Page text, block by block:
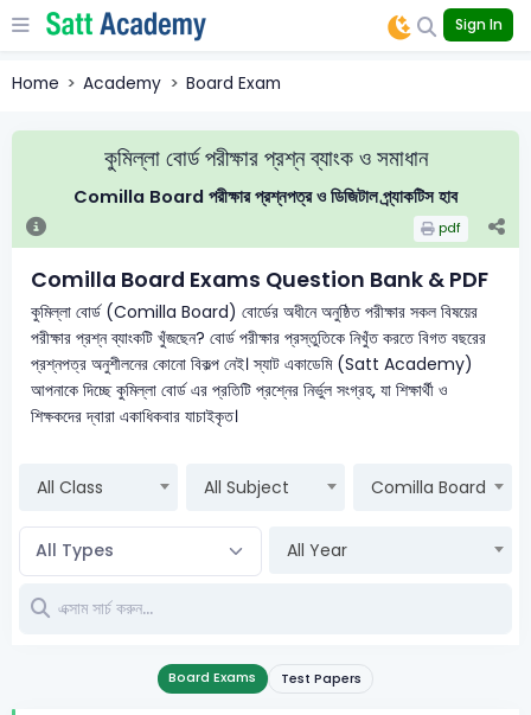
Sign In
Home Academy Board Exam
কুমিল্লা বোর্ড পরীক্ষার প্রশ্ন ব্যাংক ও সমাধান
Comilla Board পরীক্ষার প্রশ্নপত্র ও ডিজিটাল প্র্যাকটিস হাব
pdf
Comilla Board Exams Question Bank & PDF
কুমিল্লা বোর্ড (Comilla Board) বোর্ডের অধীনে অনুষ্ঠিত পরীক্ষার সকল বিষয়ের
পরীক্ষার প্রশ্ন ব্যাংকটি খুঁজছেন? বোর্ড পরীক্ষার প্রস্তুতিকে নিখুঁত করতে বিগত বছরের
প্রশ্নপত্র অনুশীলনের কোনো বিকল্প নেই। স্যাট একাডেমি (Satt Academy)
আপনাকে দিচ্ছে কুমিল্লা বোর্ড এর প্রতিটি প্রশ্নের নির্ভুল সংগ্রহ, যা শিক্ষার্থী ও
শিক্ষকদের দ্বারা একাধিকবার যাচাইকৃত।
All Class All Subject Comilla Board
All Year
Board Exams Test Papers